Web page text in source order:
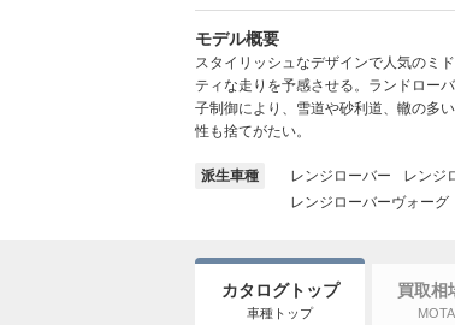
モデル概要
スタイリッシュなデザインで人気のミ
ティな走りを予感させる。ランドロー
子制御により、雪道や砂利道、轍の多
性も捨てがたい。
派生車種 レンジローバー レンジ
レンジローバーヴォーグ
カタログトップ
車種トップ
買取相